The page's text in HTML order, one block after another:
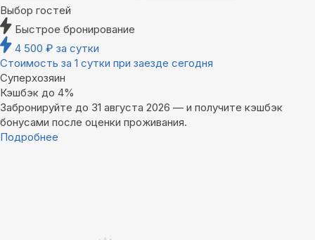
Выбор гостей
Быстрое бронирование
4 500 ₽ за сутки
Стоимость за 1 сутки при заезде сегодня
Суперхозяин
Кэшбэк до 4%
Забронируйте до 31 августа 2026 — и получите кэшбэк
бонусами после оценки проживания.
Подробнее